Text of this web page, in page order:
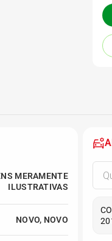
MERAMENTE
ILUSTRATIVAS
NOVO, NOVO